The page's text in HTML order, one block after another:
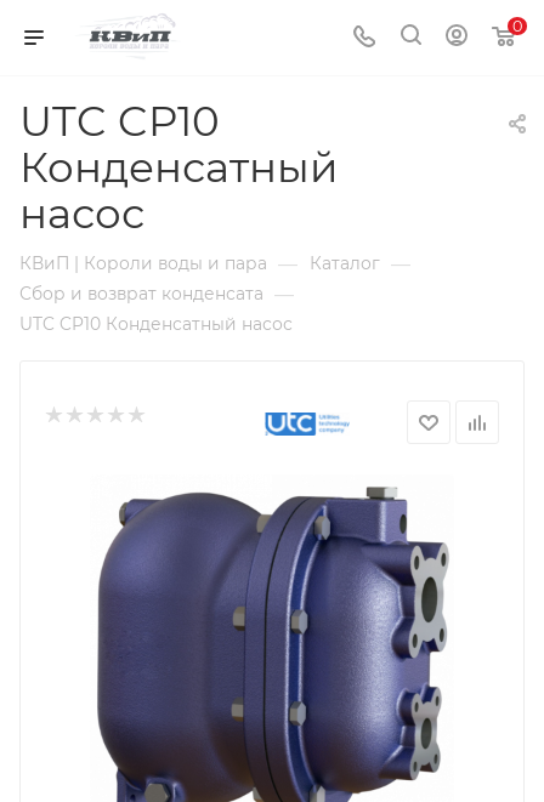
0
UTC CP10
Конденсатный
насос
КВиП | Короли воды и пара — Каталог —
Сбор и возврат конденсата —
UTC CP10 Конденсатный насос